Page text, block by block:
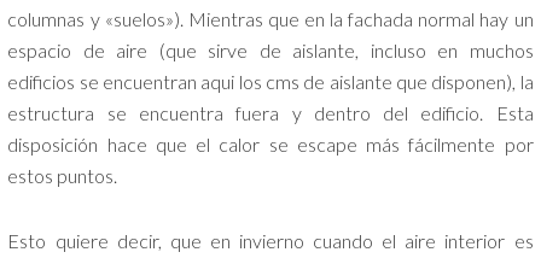
columnas y «suelos»). Mientras que en la fachada normal hay un
espacio de aire (que sirve de aislante, incluso en muchos
edificios se encuentran aqui los cms de aislante que disponen), la
estructura se encuentra fuera y dentro del edificio. Esta
disposición hace que el calor se escape más fácilmente por
estos puntos.
Esto quiere decir, que en invierno cuando el aire interior es